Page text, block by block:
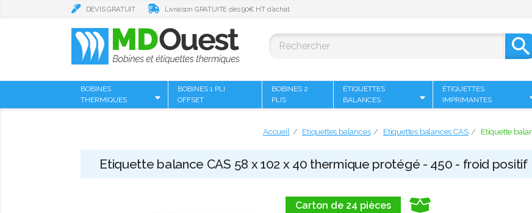
DEVIS GRATUIT Livraison GRATUITE dès 90€ HT d’achat

BOBINES
THERMIQUES
BOBINES 1 PLI
OFFSET
BOBINES 2
PLIS
ÉTIQUETTES
BALANCES
ÉTIQUETTES
IMPRIMANTES
Accueil Etiquettes balances Etiquettes balances CAS Etiquette
Etiquette balance CAS 58 x 102 x 40 thermique protégé - 450 - froid positif
Carton de 24 pièces